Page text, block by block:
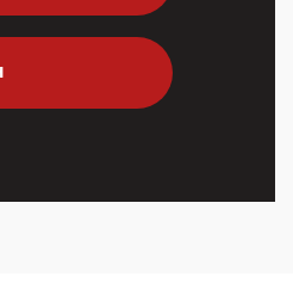
обьявил
16 часов субботы до конца